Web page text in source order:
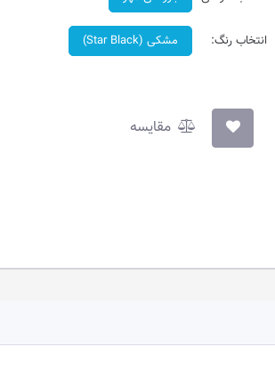
انتخاب رنگ: مشکی (Star Black)
مقایسه